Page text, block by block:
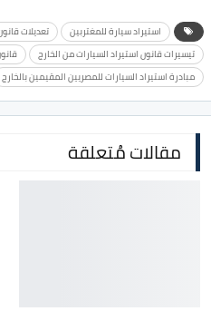
استيراد سيارة للمغتربين
تعديلات
تيسيرات قانون استيراد السيارات من الخارج
مبادرة استيراد السيارات للمصريين المقيمين بالخارج
مقالات مُتعلقة